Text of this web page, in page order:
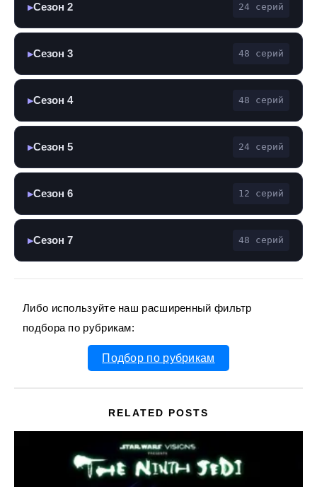
▶Сезон 2 24 серий
▶Сезон 3 48 серий
▶Сезон 4 48 серий
▶Сезон 5 24 серий
▶Сезон 6 12 серий
▶Сезон 7 48 серий
Либо используйте наш расширенный фильтр
подбора по рубрикам:
Подбор по рубрикам
RELATED POSTS